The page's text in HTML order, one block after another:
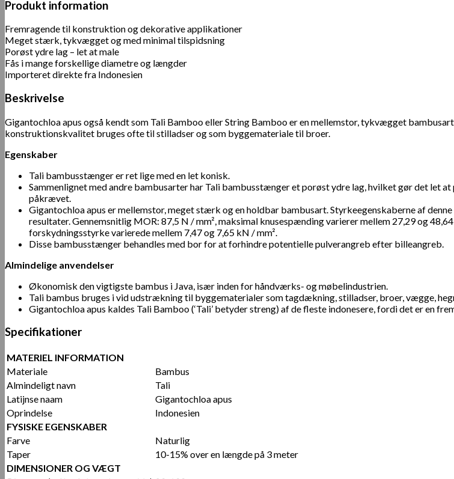
Produkt information
Fremragende til konstruktion og dekorative applikationer
Meget stærk, tykvægget og med minimal tilspidsning
Porøst ydre lag – let at male
Fås i mange forskellige diametre og længder
Importeret direkte fra Indonesien
Beskrivelse
Gigantochloa apus også kendt som Tali Bamboo eller String Bamboo er en mellemstor, tykvægget
konstruktionskvalitet bruges ofte til stilladser og som byggemateriale til broer.
Egenskaber
Tali bambusstænger er ret lige med en let konisk.
Sammenlignet med andre bambusarter har Tali bambusstænger et porøst ydre lag, hvilket gør det let
påkrævet.
Gigantochloa apus er mellemstor, meget stærk og en holdbar bambusart. Styrkeegenskaberne af
resultater. Gennemsnitlig MOR: 87,5 N / mm², maksimal knusespænding varierer mellem 27,29 og
forskydningsstyrke varierede mellem 7,47 og 7,65 kN / mm².
Disse bambusstænger behandles med bor for at forhindre potentielle pulverangreb efter billeangreb.
Almindelige anvendelser
Økonomisk den vigtigste bambus i Java, især inden for håndværks- og møbelindustrien.
Tali bambus bruges i vid udstrækning til byggematerialer som tagdækning, stilladser, broer, vægge,
Gigantochloa apus kaldes Tali Bamboo (‘Tali’ betyder streng) af de fleste indonesere, fordi det er en
Specifikationer
MATERIEL INFORMATION
Materiale
Bambus
Almindeligt navn
Tali
Latijnse naam
Gigantochloa apus
Oprindelse
Indonesien
FYSISKE EGENSKABER
Farve
Naturlig
Taper
10-15% over en længde på 3 meter
DIMENSIONER OG VÆGT